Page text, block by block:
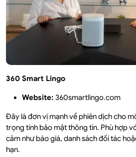
360 Smart Lingo
Website: 360smartlingo.com
Đây là đơn vị mạnh về phiên dịch cho
trọng tính bảo mật thông tin. Phù hợp
cảm như báo giá, danh sách đối tác
hạn.